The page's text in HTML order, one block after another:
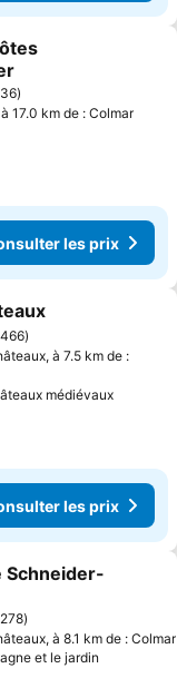
favoris
36
17.0 km de : Colmar
les prix
favoris
466
à 7.5 km de :
médiévaux
les prix
favoris
Schneider-
278
à 8.1 km de : Colmar
et le jardin